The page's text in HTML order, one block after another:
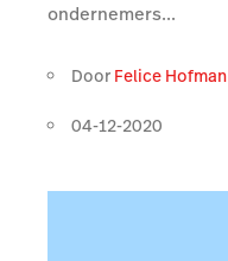
ondernemers...
Door Felice Hofman
04-12-2020